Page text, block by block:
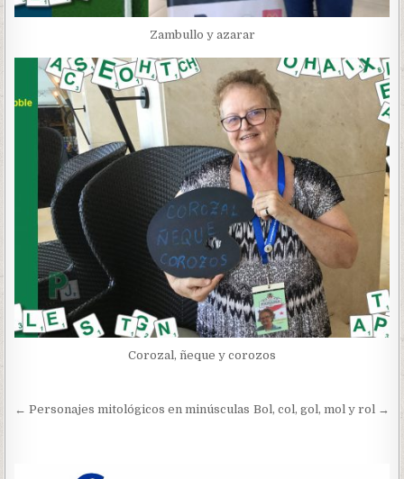
Zambullo y azarar
Corozal, ñeque y corozos
Navegación
← Personajes mitológicos en minúsculas Bol, col, gol, mol y rol →